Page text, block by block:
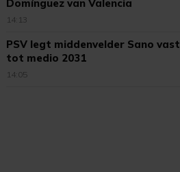
Domínguez van Valencia
14:13
PSV legt middenvelder Sano vast
tot medio 2031
14:05